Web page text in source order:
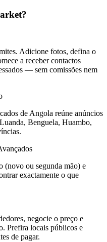
Adicione fotos, defina o
a receber contactos
— sem comissões nem
de Angola reúne anúncios
Benguela, Huambo,
(novo ou segunda mão) e
exactamente o que
negocie o preço e
Prefira locais públicos e
de pagar.